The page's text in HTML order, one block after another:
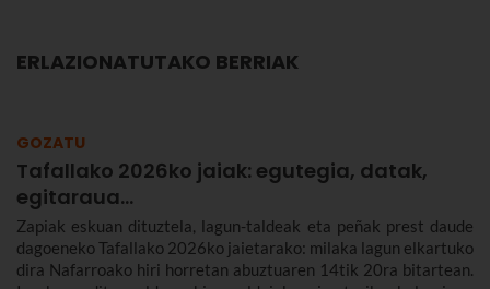
ERLAZIONATUTAKO BERRIAK
GOZATU
Tafallako 2026ko jaiak: egutegia, datak,
egitaraua...
Zapiak eskuan dituztela, lagun-taldeak eta peñak prest daude
dagoeneko Tafallako 2026ko jaietarako: milaka lagun elkartuko
dira Nafarroako hiri horretan abuztuaren 14tik 20ra bitartean.